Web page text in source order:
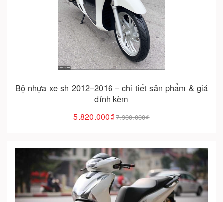
Bộ nhựa xe sh 2012–2016 – chi tiết sản phẩm & giá
đính kèm
5.820.000₫7.900.000₫
Cho vào giỏ hàng